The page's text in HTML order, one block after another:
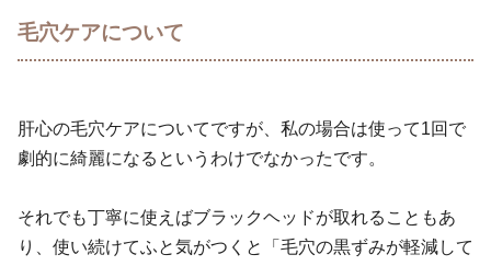
毛穴ケアについて
肝心の毛穴ケアについてですが、私の場合は使って1回で
劇的に綺麗になるというわけでなかったです。
それでも丁寧に使えばブラックヘッドが取れることもあ
り、使い続けてふと気がつくと「毛穴の黒ずみが軽減して